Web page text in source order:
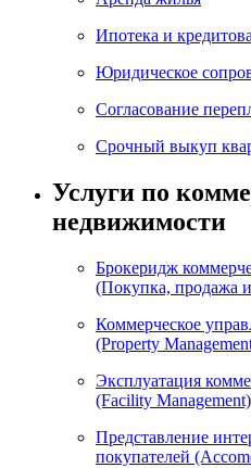
Ипотека и
Юридическое
Согласование
Срочный выкуп
Услуги по
недвижимости
Брокеридж
(Покупка, продажа
Коммерческое
(Property
Эксплуатация
(Facility Management)
Представление
покупателей